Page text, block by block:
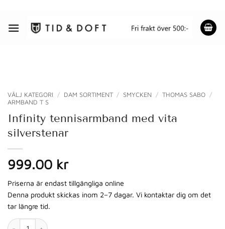
content
VÄLJ KATEGORI / DAM SORTIMENT / SMYCKEN / THOMAS SABO
/
ARMBAND T S
Infinity tennisarmband med vita
silverstenar
999.00 kr
Priserna är endast tillgängliga online
Denna produkt skickas inom 2–7 dagar. Vi kontaktar dig om det
tar längre tid.
Infinity tennisarmband med vita silverstenar mängd